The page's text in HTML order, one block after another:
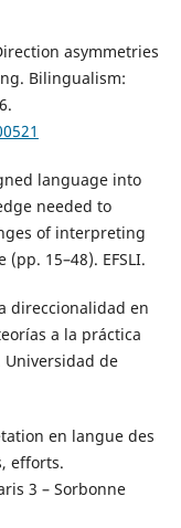
asymmetries
Bilingualism:
language into
needed to
of interpreting
15–48). EFSLI.
direccionalidad en
a la práctica
de
en langue des
efforts.
3 – Sorbonne